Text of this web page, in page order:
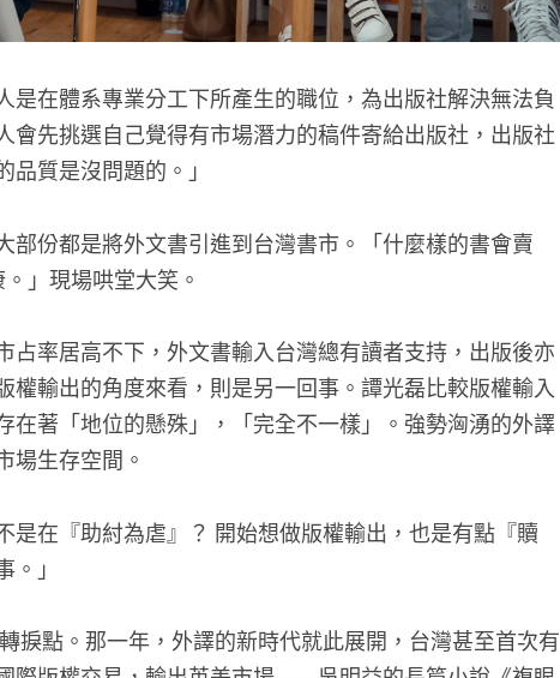
在體系專業分工下所產生的職位，為出版社解決無法負
先挑選自己覺得有市場潛力的稿件寄給出版社，出版社
質是沒問題的。」
份都是將外文書引進到台灣書市。「什麼樣的書會賣
」現場哄堂大笑。
率居高不下，外文書輸入台灣總有讀者支持，出版後亦
輸出的角度來看，則是另一回事。譚光磊比較版權輸入
著「地位的懸殊」，「完全不一樣」。強勢洶湧的外譯
場生存空間。
在『助紂為虐』？ 開始想做版權輸出，也是有點『贖
」
捩點。那一年，外譯的新時代就此展開，台灣甚至首次有